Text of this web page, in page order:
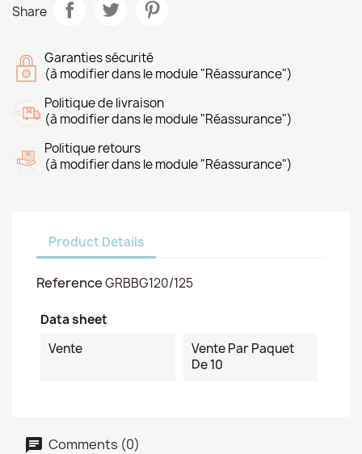
Share
Garanties sécurité
(à modifier dans le module "Réassurance")
Politique de livraison
(à modifier dans le module "Réassurance")
Politique retours
(à modifier dans le module "Réassurance")
Product Details
ReferenceGRBBG120/125
Data sheet
Vente
Vente Par Paquet
De 10
Comments (0)